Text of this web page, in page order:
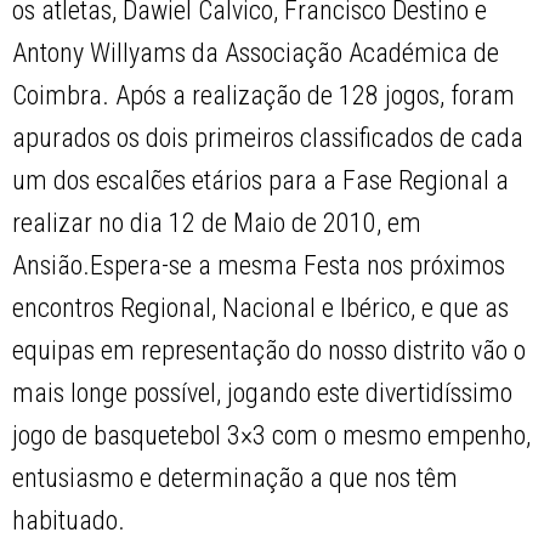
os atletas, Dawiel Calvico, Francisco Destino e
Antony Willyams da Associação Académica de
Coimbra. Após a realização de 128 jogos, foram
apurados os dois primeiros classificados de cada
um dos escalões etários para a Fase Regional a
realizar no dia 12 de Maio de 2010, em
Ansião.Espera-se a mesma Festa nos próximos
encontros Regional, Nacional e Ibérico, e que as
equipas em representação do nosso distrito vão o
mais longe possível, jogando este divertidíssimo
jogo de basquetebol 3×3 com o mesmo empenho,
entusiasmo e determinação a que nos têm
habituado.